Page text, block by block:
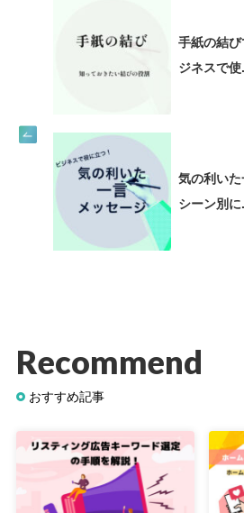
手紙の結
ジネスで使
気の利い
シーン別に
Recommend
おすすめ記事